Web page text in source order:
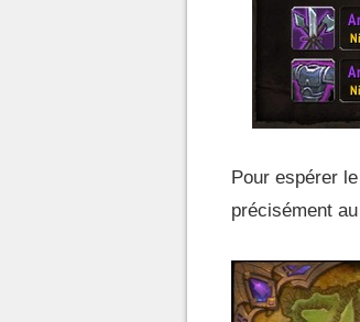
Pour espérer
précisément au